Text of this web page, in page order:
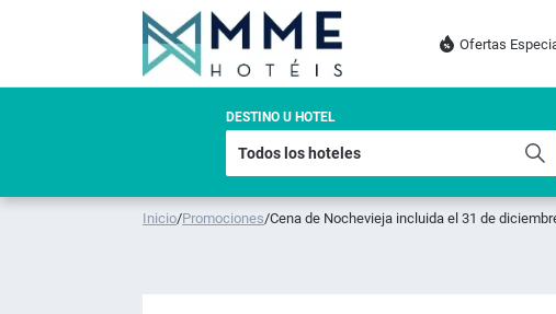
Ofertas
DESTINO U HOTEL
Inicio/Promociones/Cena de Nochevieja incluida el 31 de